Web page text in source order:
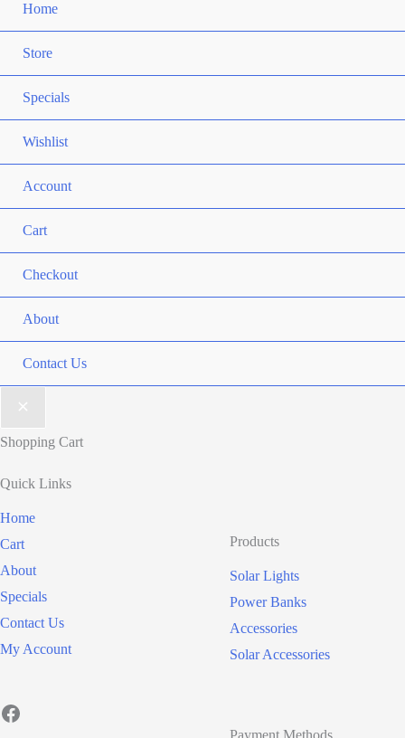
Home
Store
Specials
Wishlist
Account
Cart
Checkout
About
Contact Us
Shopping Cart
Quick Links
Home
Cart
About
Specials
Contact Us
My Account
Facebook
Products
Solar Lights
Power Banks
Accessories
Solar Accessories